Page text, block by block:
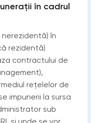
în cadrul
în
rezidentă)
contractului de
rețelelor de
impunerii la sursa
sub
și unde se vor